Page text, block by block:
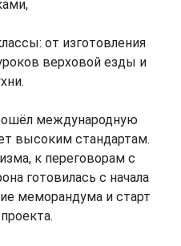
от изготовления
верховой езды и
международную
высоким стандартам.
к переговорам с
готовилась с начала
меморандума и старт